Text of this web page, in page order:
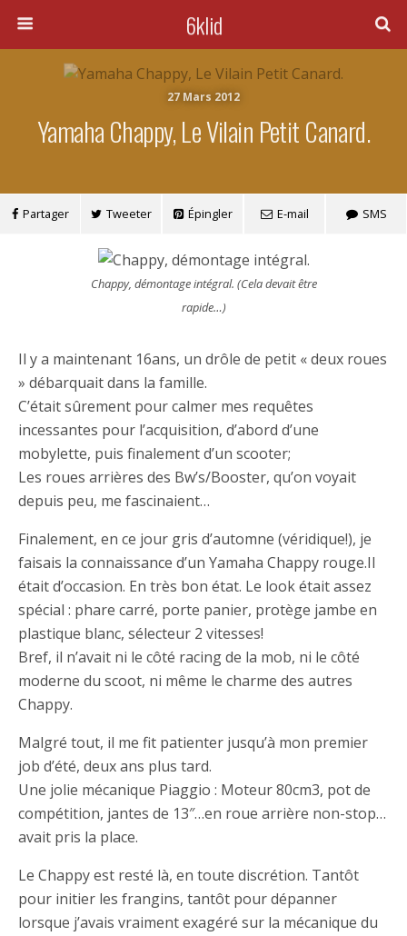
6klid
27 Mars 2012
Yamaha Chappy, Le Vilain Petit Canard.
Partager Tweeter Épingler E-mail SMS
Chappy, démontage intégral. (Cela devait être
rapide…)
Il y a maintenant 16ans, un drôle de petit « deux roues
» débarquait dans la famille.
C’était sûrement pour calmer mes requêtes
incessantes pour l’acquisition, d’abord d’une
mobylette, puis finalement d’un scooter;
Les roues arrières des Bw’s/Booster, qu’on voyait
depuis peu, me fascinaient…
Finalement, en ce jour gris d’automne (véridique!), je
faisais la connaissance d’un Yamaha Chappy rouge.Il
était d’occasion. En très bon état. Le look était assez
spécial : phare carré, porte panier, protège jambe en
plastique blanc, sélecteur 2 vitesses!
Bref, il n’avait ni le côté racing de la mob, ni le côté
moderne du scoot, ni même le charme des autres
Chappy.
Malgré tout, il me fit patienter jusqu’à mon premier
job d’été, deux ans plus tard.
Une jolie mécanique Piaggio : Moteur 80cm3, pot de
compétition, jantes de 13″…en roue arrière non-stop…
avait pris la place.
Le Chappy est resté là, en toute discrétion. Tantôt
pour initier les frangins, tantôt pour dépanner
lorsque j’avais vraiment exagéré sur la mécanique du